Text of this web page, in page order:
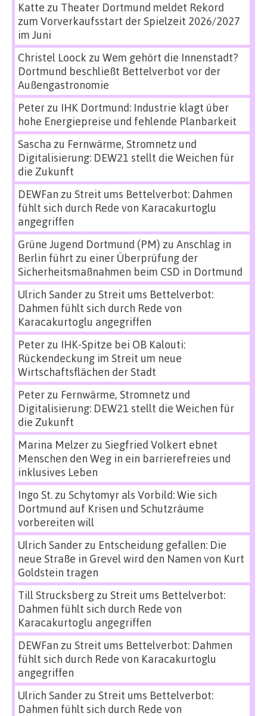
Katte zu Theater Dortmund meldet Rekord
zum Vorverkaufsstart der Spielzeit 2026/2027
im Juni
Christel Loock zu Wem gehört die Innenstadt?
Dortmund beschließt Bettelverbot vor der
Außengastronomie
Peterzu IHK Dortmund: Industrie klagt über
hohe Energiepreise und fehlende Planbarkeit
Sascha zu Fernwärme, Stromnetz und
Digitalisierung: DEW21 stellt die Weichen für
die Zukunft
DEWFan zu Streit ums Bettelverbot: Dahmen
fühlt sich durch Rede von Karacakurtoglu
angegriffen
Grüne Jugend Dortmund (PM) zu Anschlag in
Berlin führt zu einer Überprüfung der
Sicherheitsmaßnahmen beim CSD in Dortmund
Ulrich Sanderzu Streit ums Bettelverbot:
Dahmen fühlt sich durch Rede von
Karacakurtoglu angegriffen
Peterzu IHK-Spitze bei OB Kalouti:
Rückendeckung im Streit um neue
Wirtschaftsflächen der Stadt
Peterzu Fernwärme, Stromnetz und
Digitalisierung: DEW21 stellt die Weichen für
die Zukunft
Marina Melzerzu Siegfried Volkert ebnet
Menschen den Weg in ein barrierefreies und
inklusives Leben
Ingo St.zu Schytomyr als Vorbild: Wie sich
Dortmund auf Krisen und Schutzräume
vorbereiten will
Ulrich Sanderzu Entscheidung gefallen: Die
neue Straße in Grevel wird den Namen von Kurt
Goldstein tragen
Till Strucksbergzu Streit ums Bettelverbot:
Dahmen fühlt sich durch Rede von
Karacakurtoglu angegriffen
DEWFan zu Streit ums Bettelverbot: Dahmen
fühlt sich durch Rede von Karacakurtoglu
angegriffen
Ulrich Sanderzu Streit ums Bettelverbot:
Dahmen fühlt sich durch Rede von